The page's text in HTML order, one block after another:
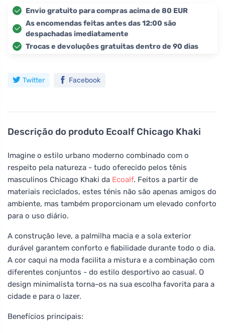
Descrição do produto Ecoalf Chicago Khaki
Imagine o estilo urbano moderno combinado com o
respeito pela natureza - tudo oferecido pelos tênis
masculinos Chicago Khaki da Ecoalf. Feitos a partir de
materiais reciclados, estes ténis não são apenas amigos do
ambiente, mas também proporcionam um elevado conforto
para o uso diário.
A construção leve, a palmilha macia e a sola exterior
durável garantem conforto e fiabilidade durante todo o dia.
A cor caqui na moda facilita a mistura e a combinação com
diferentes conjuntos - do estilo desportivo ao casual. O
design minimalista torna-os na sua escolha favorita para a
cidade e para o lazer.
Benefícios principais:
Envio gratuito para compras acima de 80 EUR
As encomendas feitas antes das 12:00 são
despachadas imediatamente
Trocas e devoluções gratuitas dentro de 90 dias
Twitter Facebook